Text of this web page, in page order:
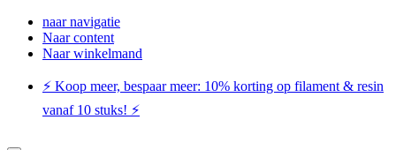
naar navigatie
Naar content
Naar winkelmand
⚡️ Koop meer, bespaar meer: ​​10% korting op filament & resin
vanaf 10 stuks! ⚡️